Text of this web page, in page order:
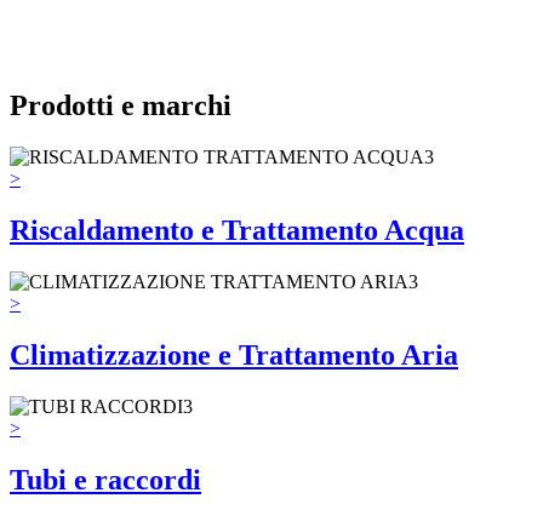
Prodotti e marchi
>
Riscaldamento e Trattamento Acqua
>
Climatizzazione e Trattamento Aria
>
Tubi e raccordi